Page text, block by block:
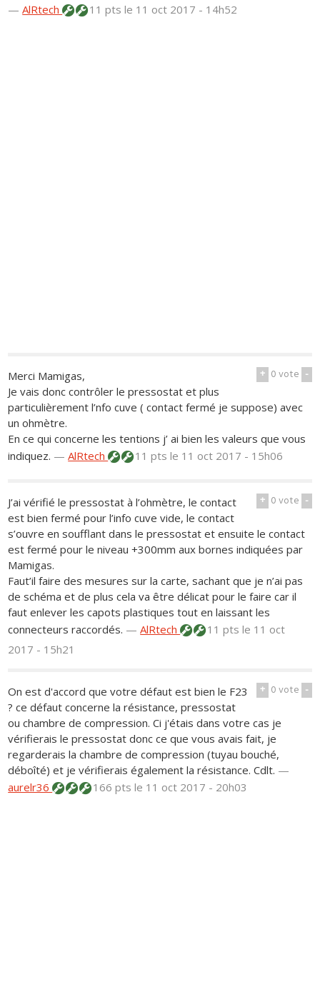
—AlRtech 11 ptsle 11 oct 2017 - 14h52
+ 0vote -
Merci Mamigas,
Je vais donc contrôler le pressostat et plus
particulièrement l’nfo cuve ( contact fermé je suppose) avec
un ohmètre.
En ce qui concerne les tentions j’ ai bien les valeurs que vous
indiquez. —AlRtech 11 ptsle 11 oct 2017 - 15h06
+ 0vote -
J’ai vérifié le pressostat à l’ohmètre, le contact
est bien fermé pour l’info cuve vide, le contact
s’ouvre en soufflant dans le pressostat et ensuite le contact
est fermé pour le niveau +300mm aux bornes indiquées par
Mamigas.
Faut’il faire des mesures sur la carte, sachant que je n’ai pas
de schéma et de plus cela va être délicat pour le faire car il
faut enlever les capots plastiques tout en laissant les
connecteurs raccordés. —AlRtech 11 ptsle 11 oct
2017 - 15h21
+ 0vote -
On est d'accord que votre défaut est bien le F23
? ce défaut concerne la résistance, pressostat
ou chambre de compression. Ci j'étais dans votre cas je
vérifierais le pressostat donc ce que vous avais fait, je
regarderais la chambre de compression (tuyau bouché,
déboîté) et je vérifierais également la résistance. Cdlt. —
aurelr36
166 ptsle 11 oct 2017 - 20h03